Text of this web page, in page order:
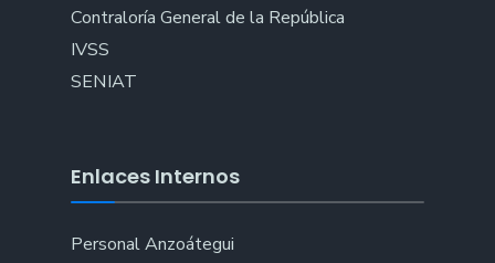
Contraloría General de la República
IVSS
SENIAT
Enlaces Internos
Personal Anzoátegui